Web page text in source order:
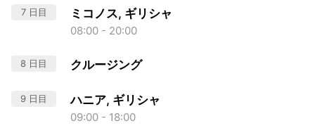
7 日目 ミコノス, ギリシャ
08:00 - 20:00
8 日目 クルージング
9 日目 ハニア, ギリシャ
09:00 - 18:00